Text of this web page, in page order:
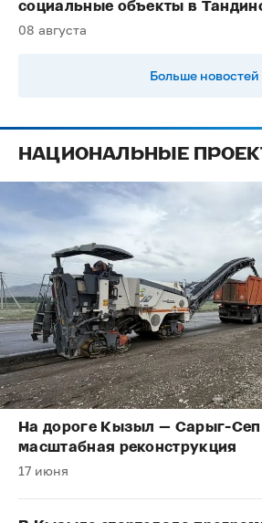
социальные объекты в
08 августа
Больше новостей
НАЦИОНАЛЬНЫЕ
На дороге Кызыл — Сарыг-Сеп
масштабная реконструкция
17 июня